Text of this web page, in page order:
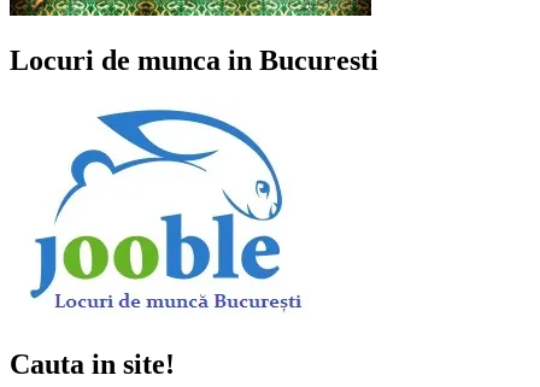
Locuri de munca in Bucuresti
Cauta in site!